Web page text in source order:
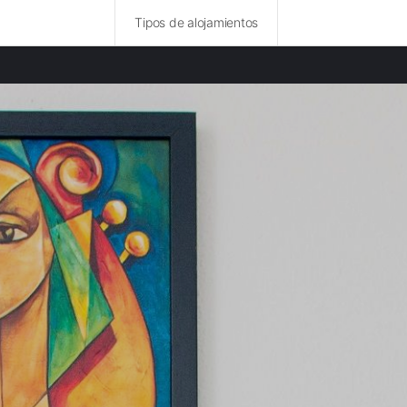
Tipos de alojamientos